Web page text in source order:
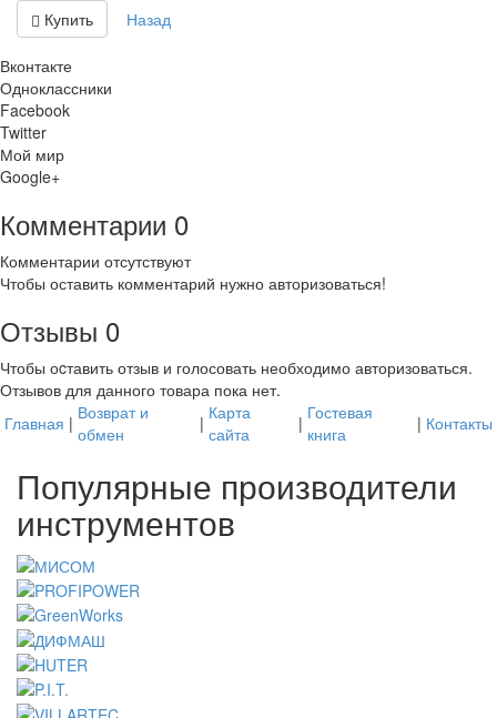
Купить Назад
Вконтакте
Одноклассники
Facebook
Twitter
Мой мир
Google+
Комментарии 0
Комментарии отсутствуют
Чтобы оставить комментарий нужно авторизоваться!
Отзывы 0
Чтобы оcтавить отзыв и голосовать необходимо авторизоваться.
Отзывов для данного товара пока нет.
Главная | Возврат и
обмен
| Карта
сайта
| Гостевая
книга
| Контакты
Популярные производители
инструментов